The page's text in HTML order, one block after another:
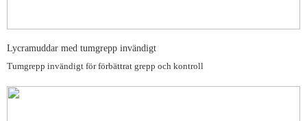
Lycramuddar med tumgrepp invändigt
Tumgrepp invändigt för förbättrat grepp och kontroll